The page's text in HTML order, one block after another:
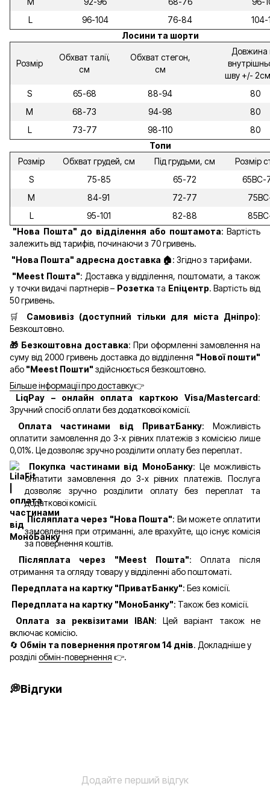
L
96-104 76-84
104-
Лосини та шорти
Розмір
Обхват талії,
см
Обхват стегон,
см
Довжина
шву +/-
S
65-68 88-94
80
M
68-73 94-98
80
L
73-77 98-110
80
Топи
Розмір
Обхват грудей, см Під грудьми, см
Розмір
S
75-85 65-72
65ВС-
M
84-91 72-77
L
95-101 82-88
"Нова Пошта" до відділення або поштамота: Вартість
залежить від тарифів, починаючи з 70 гривень.
"Нова Пошта" адресна доставка 🏠: Згідно з тарифами.
"Meest Пошта": Доставка у відділення, поштомати, а також
у точки видачі партнерів – Розетка та Епіцентр. Вартість від
50 гривень.
🛒 Самовивіз (доступний тільки для міста Дніпро):
Безкоштовно.
🎁 Безкоштовна доставка: При оформленні замовлення на
суму від 2000 гривень доставка до відділення "Нової пошти"
або "Meest Пошти" здійснюється безкоштовно.
Більше інформації про доставку👉
LiqPay – онлайн оплата карткою Visa/Mastercard:
Зручний спосіб оплати без додаткової комісії.
Оплата частинами від ПриватБанку: Можливість
оплатити замовлення до 3-х рівних платежів з комісією лише
0,01%. Це дозволяє зручно розділити оплату без переплат.
Покупка частинами від МоноБанку: Це можливість
оплатити замовлення до 3-х рівних платежів. Послуга
дозволяє зручно розділити оплату без переплат та
додаткової комісії.
Післяплата через "Нова Пошта": Ви можете оплатити
замовлення при отриманні, але врахуйте, що існує комісія
за повернення коштів.
Післяплата через "Meest Пошта": Оплата після
отримання та огляду товару у відділенні або поштоматі.
Передплата на картку "ПриватБанку": Без комісії.
Передплата на картку "МоноБанку": Також без комісії.
Оплата за реквізитами IBAN: Цей варіант також не
включає комісію.
🔄 Обмін та повернення протягом 14 днів. Докладніше у
розділі обмін-повернення 👉.
💭Відгуки
Додайте перший відгук